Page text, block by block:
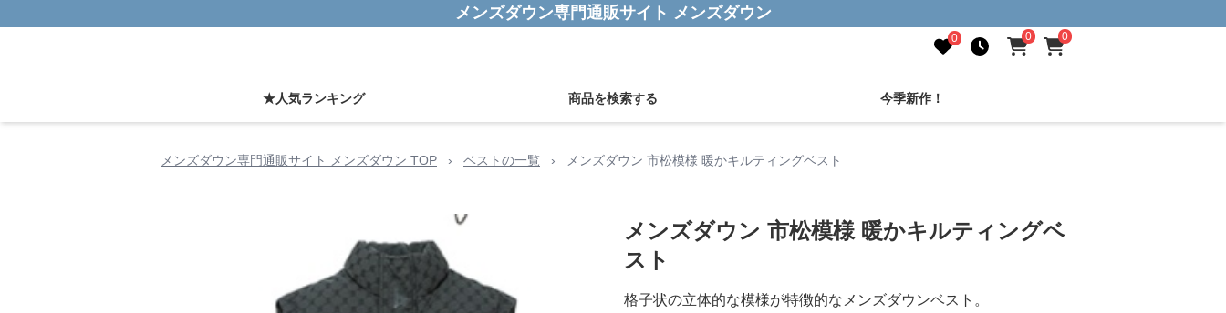
メンズダウン専門通販サイト メンズダウン
0 0 0
★人気ランキング 商品を検索する 今季新作！
メンズダウン専門通販サイト メンズダウン TOP › ベストの一覧 › メンズダウン 市松模様 暖かキルティングベスト
メンズダウン 市松模様 暖かキルティングベ
スト
格子状の立体的な模様が特徴的なメンズダウンベスト。